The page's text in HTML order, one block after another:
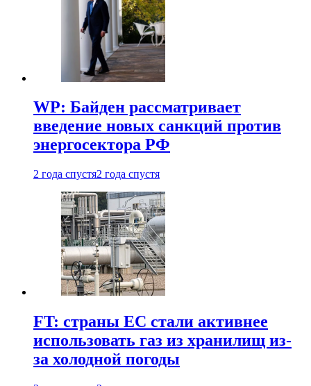
WP: Байден рассматривает
введение новых санкций против
энергосектора РФ
2 года спустя2 года спустя
FT: страны ЕС стали активнее
использовать газ из хранилищ из-
за холодной погоды